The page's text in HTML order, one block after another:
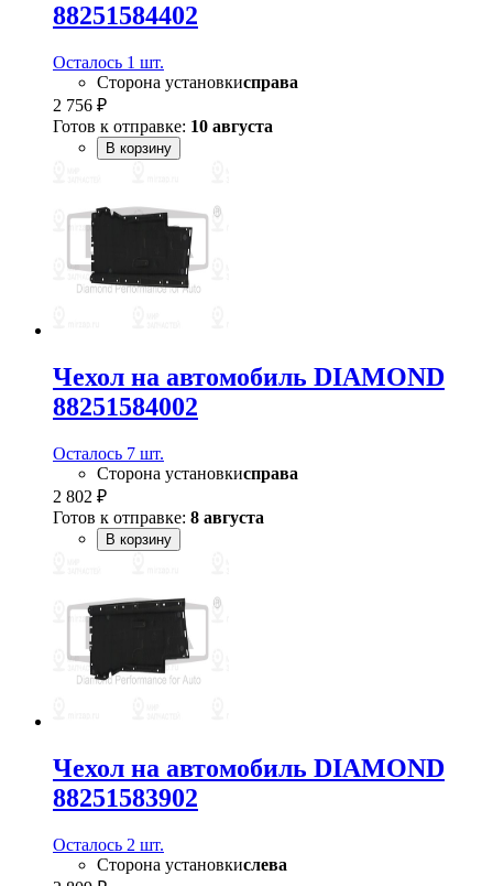
88251584402
Осталось 1 шт.
Сторона установкисправа
2 756 ₽
Готов к отправке: 10 августа
В корзину
Чехол на автомобиль DIAMOND
88251584002
Осталось 7 шт.
Сторона установкисправа
2 802 ₽
Готов к отправке: 8 августа
В корзину
Чехол на автомобиль DIAMOND
88251583902
Осталось 2 шт.
Сторона установкислева